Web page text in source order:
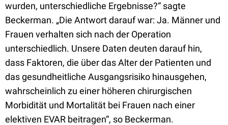
wurden, unterschiedliche Ergebnisse?“ sagte
Beckerman. „Die Antwort darauf war: Ja. Männer und
Frauen verhalten sich nach der Operation
unterschiedlich. Unsere Daten deuten darauf hin,
dass Faktoren, die über das Alter der Patienten und
das gesundheitliche Ausgangsrisiko hinausgehen,
wahrscheinlich zu einer höheren chirurgischen
Morbidität und Mortalität bei Frauen nach einer
elektiven EVAR beitragen“, so Beckerman.